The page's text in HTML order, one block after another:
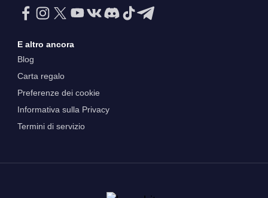
E altro ancora
Blog
Carta regalo
Preferenze dei cookie
Informativa sulla Privacy
Termini di servizio